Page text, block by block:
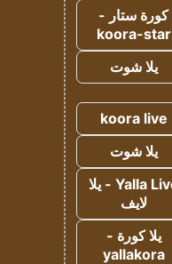
كورة ستار -
koora-star
يلا شوت
koora live
يلا شوت
Yalla Live - يلا
لايف
يلا كورة -
yallakora